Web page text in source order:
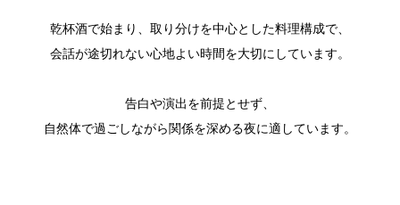
乾杯酒で始まり、取り分けを中心とした料理構成で、
会話が途切れない心地よい時間を大切にしています。
告白や演出を前提とせず、
自然体で過ごしながら関係を深める夜に適しています。